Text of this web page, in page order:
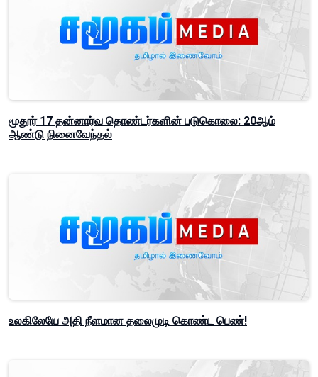
மூதூர் 17 தன்னார்வ தொண்டர்களின் படுகொலை: 20ஆம்
ஆண்டு நினைவேந்தல்
உலகிலேயே அதி நீளமான தலைமுடி கொண்ட பெண்!